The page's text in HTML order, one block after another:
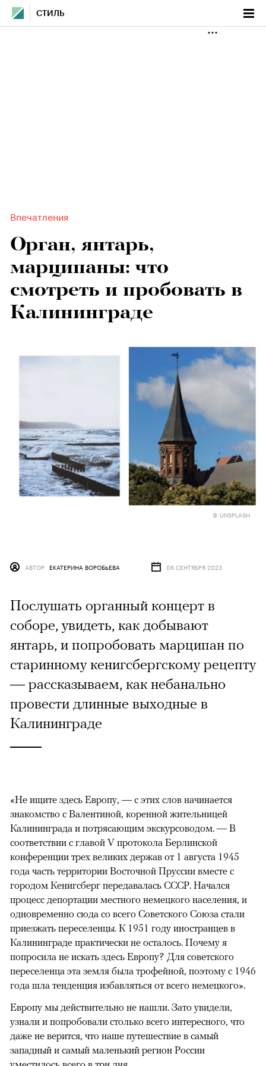
СТИЛЬ
Впечатления
Орган, янтарь,
марципаны: что
смотреть и пробовать в
Калининграде
© UNSPLASH
АВТОР ЕКАТЕРИНА ВОРОБЬЕВА 06 СЕНТЯБРЯ 2023
Послушать органный концерт в
соборе, увидеть, как добывают
янтарь, и попробовать марципан по
старинному кенигсбергскому рецепту
— рассказываем, как небанально
провести длинные выходные в
Калининграде
«Не ищите здесь Европу, — с этих слов начинается
знакомство с Валентиной, коренной жительницей
Калининграда и потрясающим экскурсоводом. — В
соответствии с главой V протокола Берлинской
конференции трех великих держав от 1 августа 1945
года часть территории Восточной Пруссии вместе с
городом Кенигсберг передавалась СССР. Начался
процесс депортации местного немецкого населения, и
одновременно сюда со всего Советского Союза стали
приезжать переселенцы. К 1951 году иностранцев в
Калининграде практически не осталось. Почему я
попросила не искать здесь Европу? Для советского
переселенца эта земля была трофейной, поэтому с 1946
года шла тенденция избавляться от всего немецкого».
Европу мы действительно не нашли. Зато увидели,
узнали и попробовали столько всего интересного, что
даже не верится, что наше путешествие в самый
западный и самый маленький регион России